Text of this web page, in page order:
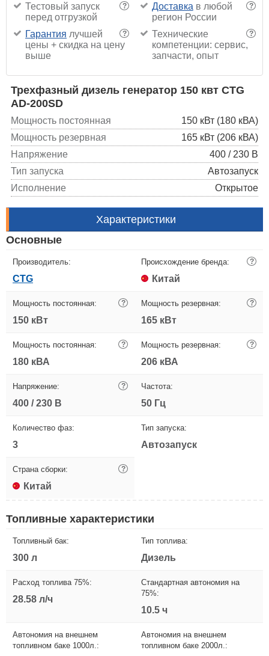
?
Тестовый запуск
перед отгрузкой
?
Доставка в любой
регион России
?
Гарантия лучшей
цены + скидка на цену
выше
?
Технические
компетенции: сервис,
запчасти, опыт
Трехфазный дизель генератор 150 квт CTG
AD-200SD
Мощность постоянная
150 кВт (180 кВА)
Мощность резервная
165 кВт (206 кВА)
Напряжение
400 / 230 В
Тип запуска
Автозапуск
Исполнение
Открытое
Характеристики
Основные
Производитель:
CTG
Происхождение бренда: ?
Китай
Мощность постоянная: ?
150 кВт
Мощность резервная: ?
165 кВт
Мощность постоянная: ?
180 кВА
Мощность резервная: ?
206 кВА
Напряжение: ?
400 / 230 В
Частота:
50 Гц
Количество фаз:
3
Тип запуска:
Автозапуск
Страна сборки: ?
Китай
Топливные характеристики
Топливный бак:
300 л
Тип топлива:
Дизель
Расход топлива 75%:
28.58 л/ч
Стандартная автономия на
75%:
10.5 ч
Автономия на внешнем
топливном баке 1000л.:
Автономия на внешнем
топливном баке 2000л.: